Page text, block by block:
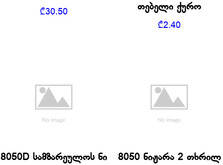
₾30.50
თებელი ქურო
₾2.40
8050D სამზარეულოს ნი
8050 ნიჟარა 2 თხრილ